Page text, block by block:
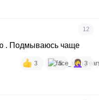
12
. Подмываюсь чаще
3 5 3